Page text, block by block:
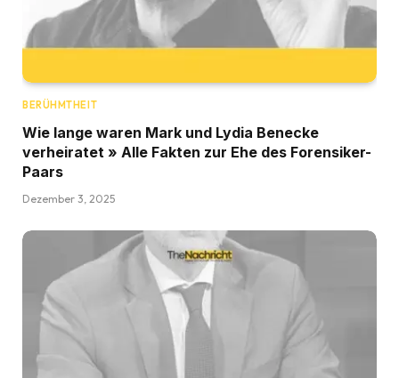
BERÜHMTHEIT
Wie lange waren Mark und Lydia Benecke
verheiratet » Alle Fakten zur Ehe des Forensiker-
Paars
Dezember 3, 2025